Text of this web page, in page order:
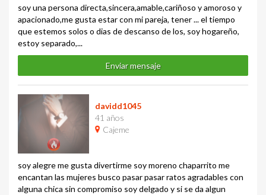
soy una persona directa,sincera,amable,cariñoso y amoroso y
apacionado,me gusta estar con mi pareja, tener ... el tiempo
que estemos solos o dias de descanso de los, soy hogareño,
estoy separado,...
Enviar mensaje
davidd1045
41 años
Cajeme
soy alegre me gusta divertirme soy moreno chaparrito me
encantan las mujeres busco pasar pasar ratos agradables con
alguna chica sin compromiso soy delgado y si se da algun